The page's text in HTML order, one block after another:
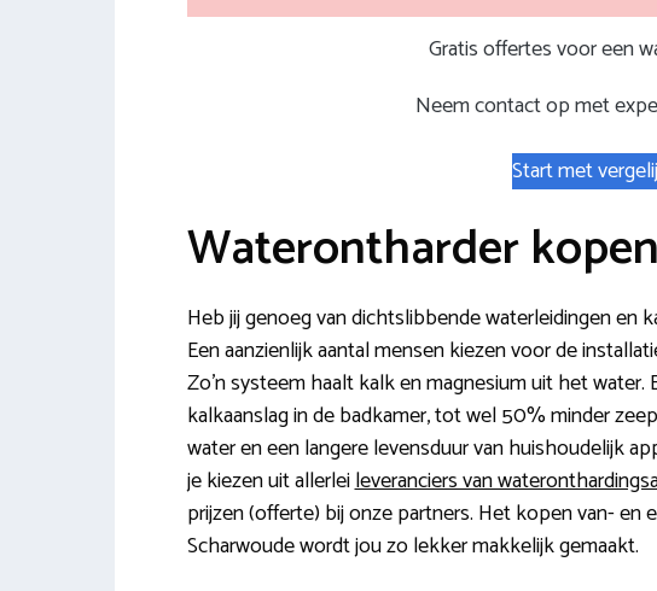
Gratis offertes voor een
Neem contact op met
Start met
Waterontharder
Heb jij genoeg van dichtslibbende waterleidingen en
Een aanzienlijk aantal mensen kiezen voor de
Zo’n systeem haalt kalk en magnesium uit het water.
kalkaanslag in de badkamer, tot wel 50% minder
water en een langere levensduur van huishoudelijk
je kiezen uit allerleileveranciers van
prijzen (offerte) bij onze partners. Het kopen van- en
Scharwoude wordt jou zo lekker makkelijk gemaakt.